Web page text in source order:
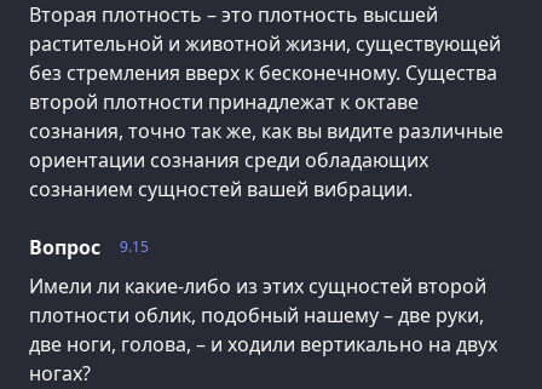
Вторая плотность – это плотность высшей
растительной и животной жизни, существующей
без стремления вверх к бесконечному. Существа
второй плотности принадлежат к октаве
сознания, точно так же, как вы видите различные
ориентации сознания среди обладающих
сознанием сущностей вашей вибрации.
9.15
Вопрос
Имели ли какие-либо из этих сущностей второй
плотности облик, подобный нашему – две руки,
две ноги, голова, – и ходили вертикально на двух
ногах?